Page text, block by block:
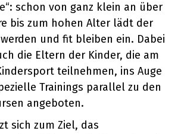
schon von ganz klein an über
bis zum hohen Alter lädt der
und fit bleiben ein. Dabei
die Eltern der Kinder, die am
teilnehmen, ins Auge
Trainings parallel zu den
angeboten.
sich zum Ziel, das